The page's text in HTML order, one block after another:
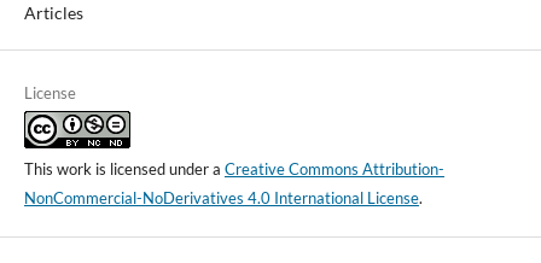
Articles
License
This work is licensed under a Creative Commons Attribution-
NonCommercial-NoDerivatives 4.0 International License.